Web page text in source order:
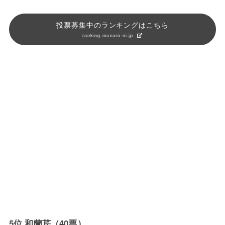
投票募集中のランキングはこちら
ranking.macaro-ni.jp